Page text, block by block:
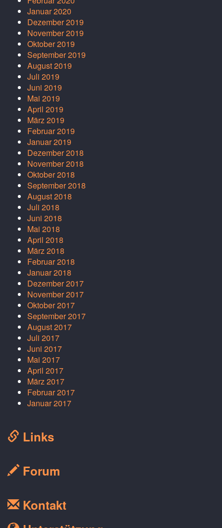
Januar 2020
Dezember 2019
November 2019
Oktober 2019
September 2019
August 2019
Juli 2019
Juni 2019
Mai 2019
April 2019
März 2019
Februar 2019
Januar 2019
Dezember 2018
November 2018
Oktober 2018
September 2018
August 2018
Juli 2018
Juni 2018
Mai 2018
April 2018
März 2018
Februar 2018
Januar 2018
Dezember 2017
November 2017
Oktober 2017
September 2017
August 2017
Juli 2017
Juni 2017
Mai 2017
April 2017
März 2017
Februar 2017
Januar 2017
Links
Forum
Kontakt